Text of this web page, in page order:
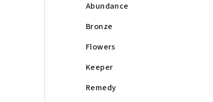
Abundance
Bronze
Flowers
Keeper
Remedy